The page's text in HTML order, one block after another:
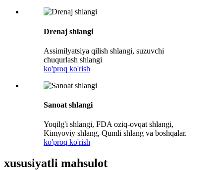
Drenaj shlangi
Assimilyatsiya qilish shlangi, suzuvchi
chuqurlash shlangi
ko'proq ko'rish
Sanoat shlangi
Yoqilg'i shlangi, FDA oziq-ovqat shlangi,
Kimyoviy shlang, Qumli shlang va boshqalar.
ko'proq ko'rish
xususiyatli mahsulot